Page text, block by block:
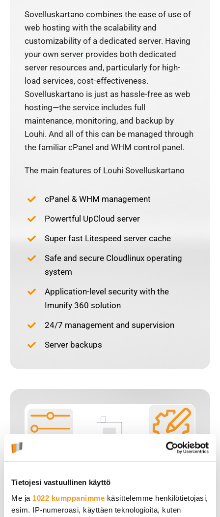
Tietojesi vastuullinen käyttö
Me ja 1022 kumppanimme käsittelemme henkilötietojasi,
esim. IP-numeroasi, käyttäen teknologioita, kuten
Sovelluskartano combines the ease of use of
web hosting with the scalability and
customizability of a dedicated server. Having
your own server provides both dedicated
server resources and, particularly for high-
load services, cost-effectiveness.
Sovelluskartano is just as hassle-free as web
hosting—the service includes full
maintenance, monitoring, and backup by
Louhi. And all of this can be managed through
the familiar cPanel and WHM control panel.
The main features of Louhi Sovelluskartano
cPanel & WHM management
Powertful UpCloud server
Super fast Litespeed server cache
Safe and secure Cloudlinux operating
system
Application-level security with the
Imunify 360 solution
24/7 management and supervision
Server backups